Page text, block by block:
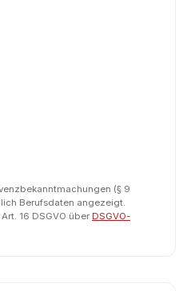
(§ 9
Berufsdaten angezeigt.
16 DSGVO über DSGVO-